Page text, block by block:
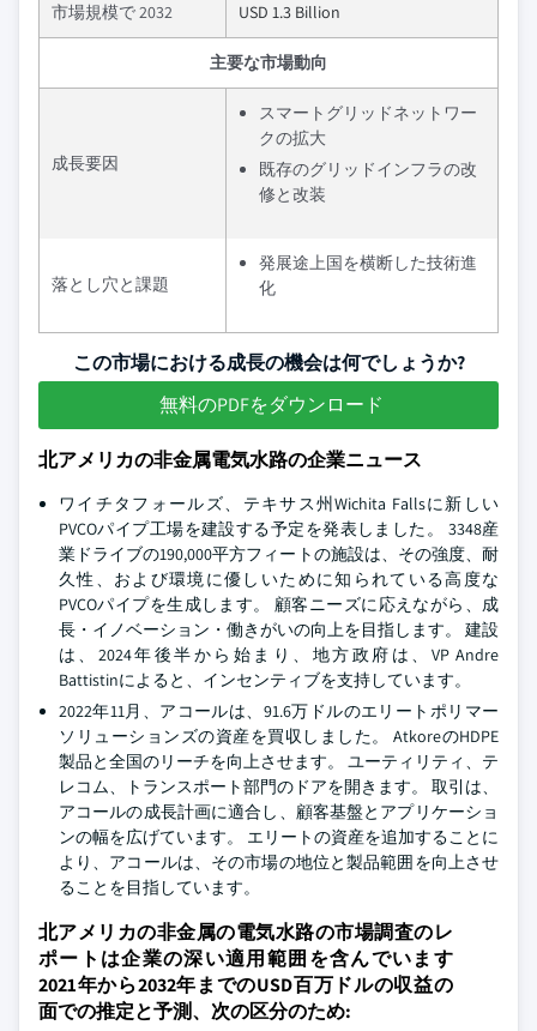
市場規模で 2032 USD 1.3 Billion
主要な市場動向
成長要因
スマートグリッドネットワー
クの拡大
既存のグリッドインフラの改
修と改装
落とし穴と課題
発展途上国を横断した技術進
化
この市場における成長の機会は何でしょうか?
無料のPDFをダウンロード
北アメリカの非金属電気水路の企業ニュース
ワイチタフォールズ、テキサス州Wichita Fallsに新しい
PVCOパイプ工場を建設する予定を発表しました。 3348産
業ドライブの190,000平方フィートの施設は、その強度、耐
久性、および環境に優しいために知られている高度な
PVCOパイプを生成します。 顧客ニーズに応えながら、成
長・イノベーション・働きがいの向上を目指します。 建設
は、2024年後半から始まり、地方政府は、VP Andre
Battistinによると、インセンティブを支持しています。
2022年11月、アコールは、91.6万ドルのエリートポリマー
ソリューションズの資産を買収しました。 AtkoreのHDPE
製品と全国のリーチを向上させます。 ユーティリティ、テ
レコム、トランスポート部門のドアを開きます。 取引は、
アコールの成長計画に適合し、顧客基盤とアプリケーショ
ンの幅を広げています。 エリートの資産を追加することに
より、アコールは、その市場の地位と製品範囲を向上させ
ることを目指しています。
北アメリカの非金属の電気水路の市場調査のレ
ポートは企業の深い適用範囲を含んでいます
2021年から2032年までのUSD百万ドルの収益の
面での推定と予測、次の区分のため: